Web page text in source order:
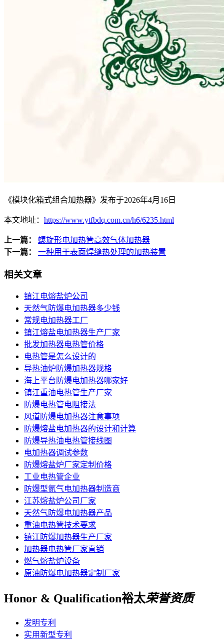
《模块化箱式组合加热器》发布于2026年4月16日
本文地址： https://www.ytfbdq.com.cn/h6/6235.html
上一篇：
螺旋形电加热管高效气体加热器
下一篇：
一种用于表面焊缝热处理的加热装置
相关文章
镇江电熔盐炉公司
天然气防爆电加热器多少钱
常规电加热器工厂
镇江熔盐电加热器生产厂家
批发加热器电热管价格
电热管是怎么设计的
导热油炉防爆加热器规格
海上平台防爆电加热器哪家好
镇江重油电热管生产厂家
防爆电热管电阻接法
风道防爆电加热器注意事项
防爆熔盐电加热器的设计和计算
防爆导热油电热管接线图
电加热器调试参数
防爆熔盐炉厂家定制价格
工业电热管企业
防爆型氮气电加热器制造商
江苏熔盐炉公司厂家
天然气防爆电加热器产品
重油电热管技术要求
镇江防爆加热器生产厂家
加热器电热管厂家直销
燃气熔盐炉设备
原油防爆电加热器定制厂家
Honor & Qualification裕太荣誉资质
发明专利
实用新型专利